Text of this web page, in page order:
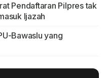
Pendaftaran Pilpres tak
Ijazah
Bawaslu yang